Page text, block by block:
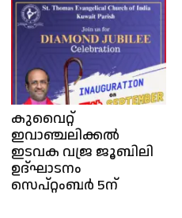
കുവൈറ്റ്‌
ഇവാഞ്ചലിക്കല്‍
ഇടവക വജ്ര ജൂബിലി
ഉദ്ഘാടനം
സെപ്റ്റംബർ 5ന്‌